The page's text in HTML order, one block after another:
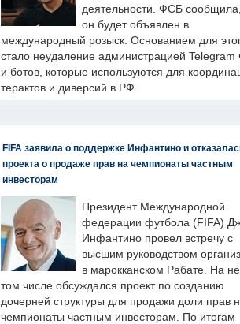
деятельности. ФСБ
он будет объявлен в
международный розыск. Основанием для
стало неудаление администрацией Telegram
и ботов, которые используются для
терактов и диверсий в РФ.
FIFA заявила о поддержке Инфантино и
проекта о продаже прав на чемпионаты частным
инвесторам
Президент Международной
федерации футбола (FIFA)
Инфантино провел встречу с
высшим руководством
в марокканском Рабате. На
том числе обсуждался проект по созданию
дочерней структуры для продажи доли прав
чемпионаты частным инвесторам. По итогам